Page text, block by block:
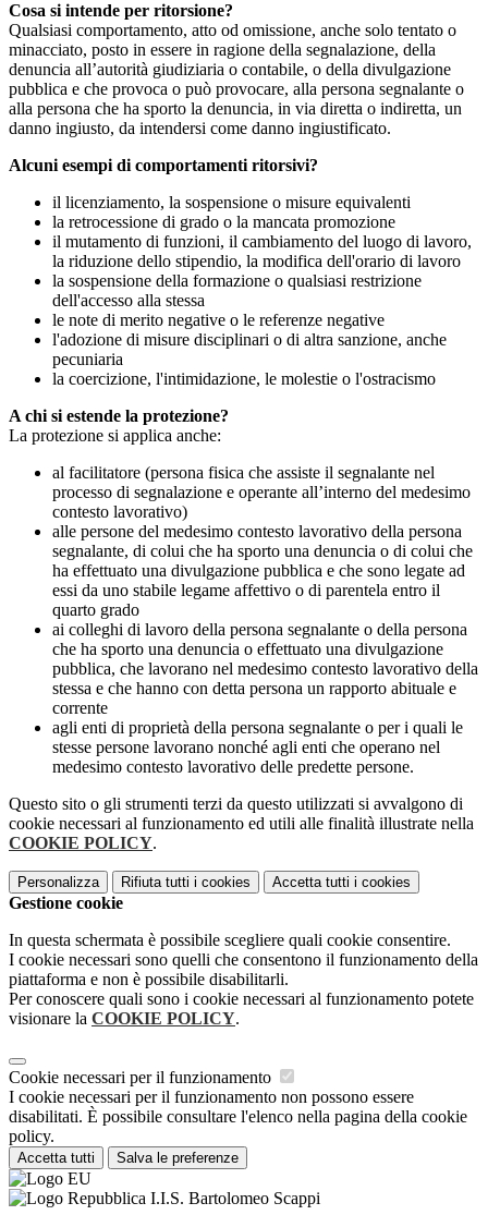
Cosa si intende per ritorsione?
Qualsiasi comportamento, atto od omissione, anche solo tentato o
minacciato, posto in essere in ragione della segnalazione, della
denuncia all’autorità giudiziaria o contabile, o della divulgazione
pubblica e che provoca o può provocare, alla persona segnalante o
alla persona che ha sporto la denuncia, in via diretta o indiretta, un
danno ingiusto, da intendersi come danno ingiustificato.
Alcuni esempi di comportamenti ritorsivi?
il licenziamento, la sospensione o misure equivalenti
la retrocessione di grado o la mancata promozione
il mutamento di funzioni, il cambiamento del luogo di lavoro,
la riduzione dello stipendio, la modifica dell'orario di lavoro
la sospensione della formazione o qualsiasi restrizione
dell'accesso alla stessa
le note di merito negative o le referenze negative
l'adozione di misure disciplinari o di altra sanzione, anche
pecuniaria
la coercizione, l'intimidazione, le molestie o l'ostracismo
A chi si estende la protezione?
La protezione si applica anche:
al facilitatore (persona fisica che assiste il segnalante nel
processo di segnalazione e operante all’interno del medesimo
contesto lavorativo)
alle persone del medesimo contesto lavorativo della persona
segnalante, di colui che ha sporto una denuncia o di colui che
ha effettuato una divulgazione pubblica e che sono legate ad
essi da uno stabile legame affettivo o di parentela entro il
quarto grado
ai colleghi di lavoro della persona segnalante o della persona
che ha sporto una denuncia o effettuato una divulgazione
pubblica, che lavorano nel medesimo contesto lavorativo della
stessa e che hanno con detta persona un rapporto abituale e
corrente
agli enti di proprietà della persona segnalante o per i quali le
stesse persone lavorano nonché agli enti che operano nel
medesimo contesto lavorativo delle predette persone.
Questo sito o gli strumenti terzi da questo utilizzati si avvalgono di
cookie necessari al funzionamento ed utili alle finalità illustrate nella
COOKIE POLICY.
Personalizza Rifiuta tutti i cookies Accetta tutti i cookies
Gestione cookie
In questa schermata è possibile scegliere quali cookie consentire.
I cookie necessari sono quelli che consentono il funzionamento della
piattaforma e non è possibile disabilitarli.
Per conoscere quali sono i cookie necessari al funzionamento potete
visionare la COOKIE POLICY.
Cookie necessari per il funzionamento
I cookie necessari per il funzionamento non possono essere
disabilitati. È possibile consultare l'elenco nella pagina della cookie
policy.
Accetta tutti Salva le preferenze
I.I.S. Bartolomeo Scappi